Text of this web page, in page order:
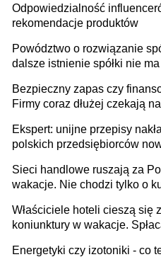
Odpowiedzialność
rekomendacje produktów
Powództwo o rozwiązanie
dalsze istnienie spółki nie
Bezpieczny zapas czy
Firmy coraz dłużej czekają
Ekspert: unijne przepisy
polskich przedsiębiorców
Sieci handlowe ruszają za
wakacje. Nie chodzi tylko o
tam, gdzie wielu spędzi urlop
Właściciele hoteli cieszą się
koniunktury w wakacje.
Energetyki czy izotoniki - co